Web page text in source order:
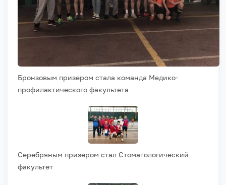
Бронзовым призером стала команда Медико-
профилактического факультета
Серебряным призером стал Стоматологический
факультет